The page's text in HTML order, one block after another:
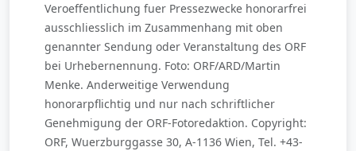
Veroeffentlichung fuer Pressezwecke honorarfrei
ausschliesslich im Zusammenhang mit oben
genannter Sendung oder Veranstaltung des ORF
bei Urhebernennung. Foto: ORF/ARD/Martin
Menke. Anderweitige Verwendung
honorarpflichtig und nur nach schriftlicher
Genehmigung der ORF-Fotoredaktion. Copyright:
ORF, Wuerzburggasse 30, A-1136 Wien, Tel. +43-